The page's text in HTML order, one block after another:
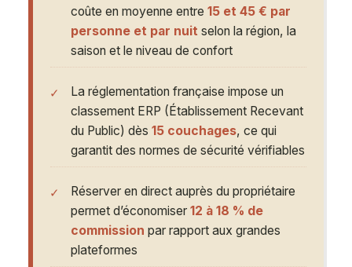
coûte en moyenne entre 15 et 45 € par
personne et par nuit selon la région, la
saison et le niveau de confort
La réglementation française impose un
classement ERP (Établissement Recevant
du Public) dès 15 couchages, ce qui
garantit des normes de sécurité vérifiables
Réserver en direct auprès du propriétaire
permet d’économiser 12 à 18 % de
commission par rapport aux grandes
plateformes